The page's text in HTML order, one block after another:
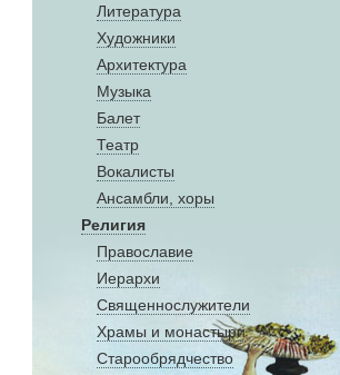
Литература
Художники
Aрхитектура
Музыка
Балет
Театр
Вокалисты
Aнсамбли, хоры
Религия
Православие
Иерархи
Священнослужители
Храмы и монастыри
Старообрядчество